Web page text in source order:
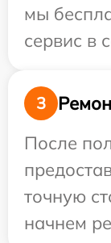
мы
сервис в
3
После
точную
начнем